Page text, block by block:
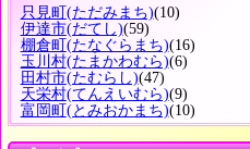
只見町 (ただみまち)(10)
伊達市(だてし)(59)
棚倉町 (たなぐらまち)(16)
玉川村(たまかわむら)(6)
田村市(たむらし)(47)
天栄村(てんえいむら)(9)
富岡町 (とみおかまち)(10)